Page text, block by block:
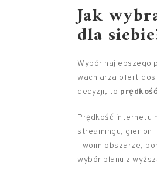
Jak
dla
Wybór najlepszego
wachlarza ofert
decyzji, to prędkość
Prędkość internetu
streamingu, gier
Twoim obszarze,
wybór planu z